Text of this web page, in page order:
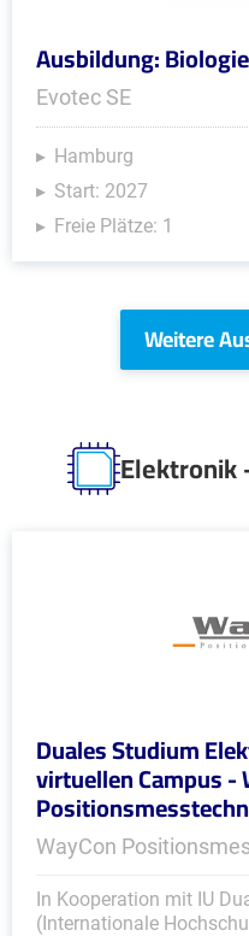
Ausbildung:
Evotec SE
Hamburg
Start: 2027
Freie Plätze: 1
Weitere
Elektronik
Duales Studium
virtuellen Campus -
WayCon
In Kooperation mit IU
(Internationale